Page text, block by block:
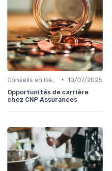
• 10/07/2025
Opportunités de carrière
chez CNP Assurances